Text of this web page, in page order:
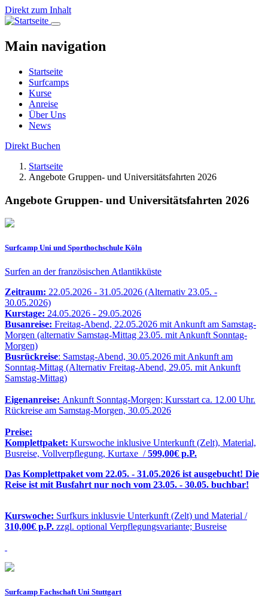
Direkt zum Inhalt
Main navigation
Startseite
Surfcamps
Kurse
Anreise
Über Uns
News
Direkt Buchen
Startseite
Angebote Gruppen- und Universitätsfahrten 2026
Angebote Gruppen- und Universitätsfahrten 2026
Surfcamp Uni und Sporthochschule Köln
Surfen an der französischen Atlantikküste
Zeitraum: 22.05.2026 - 31.05.2026 (Alternativ 23.05. -
30.05.2026)
Kurstage: 24.05.2026 - 29.05.2026
Busanreise: Freitag-Abend, 22.05.2026 mit Ankunft am Samstag-
Morgen (alternativ Samstag-Mittag 23.05. mit Ankunft Sonntag-
Morgen)
Busrückreise: Samstag-Abend, 30.05.2026 mit Ankunft am
Sonntag-Mittag (Alternativ Freitag-Abend, 29.05. mit Ankunft
Samstag-Mittag)
Eigenanreise: Ankunft Sonntag-Morgen; Kursstart ca. 12.00 Uhr.
Rückreise am Samstag-Morgen, 30.05.2026
Preise:
Komplettpaket: Kurswoche inklusive Unterkunft (Zelt), Material,
Busreise, Vollverpflegung, Kurtaxe /599,00€ p.P.
Das Komplettpaket vom 22.05. - 31.05.2026 ist ausgebucht! Die
Reise ist mit Busfahrt nur noch vom 23.05. - 30.05. buchbar!
Kurswoche: Surfkurs inklusvie Unterkunft (Zelt) und Material /
310,00€ p.P. zzgl. optional Verpflegungsvariante; Busreise
Surfcamp Fachschaft Uni Stuttgart